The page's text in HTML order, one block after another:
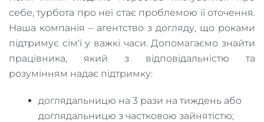
себе, турбота про неї стає проблемою її оточення.
Наша компанія – агентство з догляду, що роками
підтримує сім'ї у важкі часи. Допомагаємо знайти
працівника, який з відповідальністю та
розумінням надає підтримку:
доглядальницю на 3 рази на тиждень або
доглядальницю з частковою зайнятістю;